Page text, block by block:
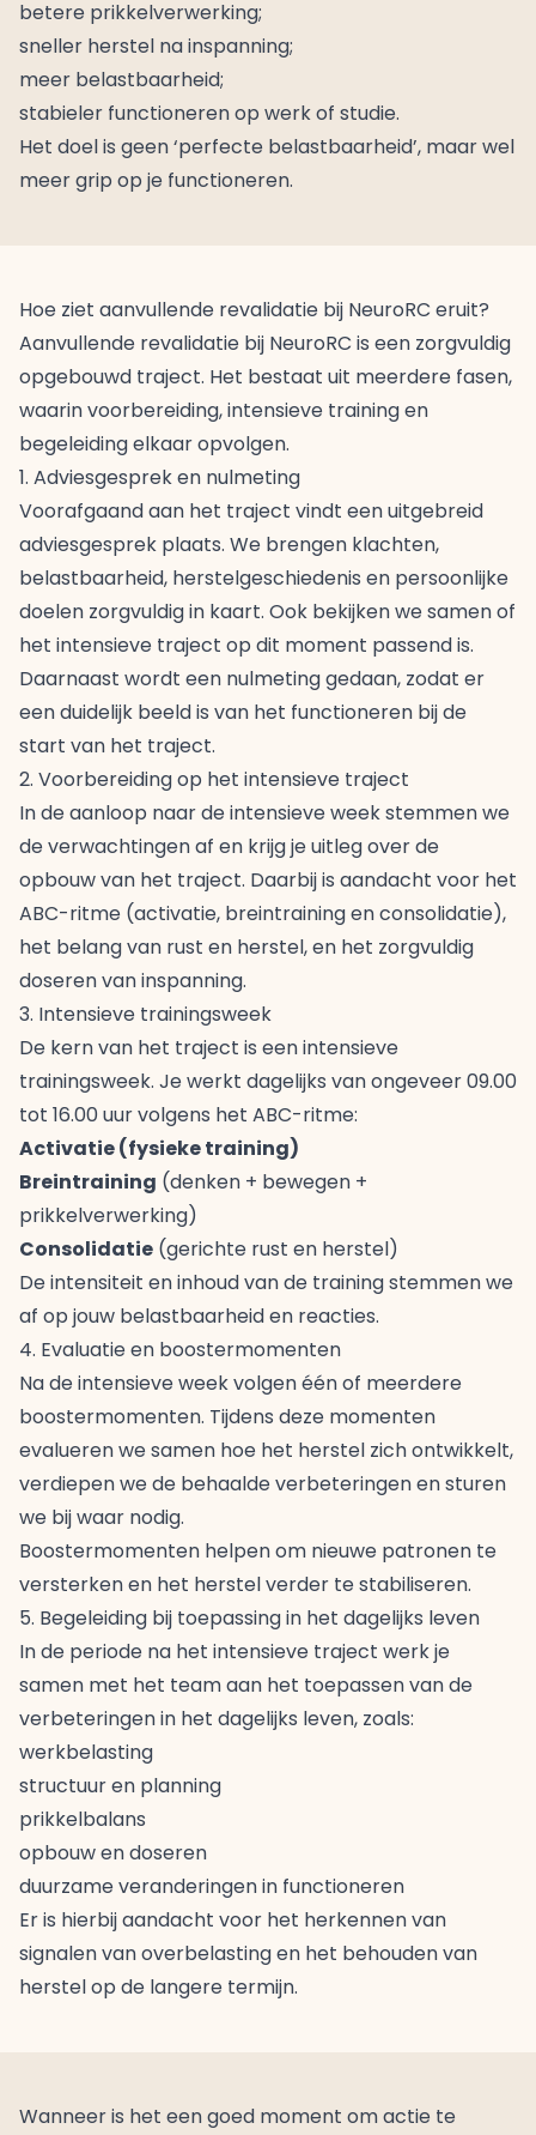
betere prikkelverwerking;
sneller herstel na inspanning;
meer belastbaarheid;
stabieler functioneren op werk of studie.
Het doel is geen ‘perfecte belastbaarheid’, maar wel
meer grip op je functioneren.
Hoe ziet aanvullende revalidatie bij NeuroRC eruit?
Aanvullende revalidatie bij NeuroRC is een zorgvuldig
opgebouwd traject. Het bestaat uit meerdere fasen,
waarin voorbereiding, intensieve training en
begeleiding elkaar opvolgen.
1. Adviesgesprek en nulmeting
Voorafgaand aan het traject vindt een uitgebreid
adviesgesprek plaats. We brengen klachten,
belastbaarheid, herstelgeschiedenis en persoonlijke
doelen zorgvuldig in kaart. Ook bekijken we samen of
het intensieve traject op dit moment passend is.
Daarnaast wordt een nulmeting gedaan, zodat er
een duidelijk beeld is van het functioneren bij de
start van het traject.
2. Voorbereiding op het intensieve traject
In de aanloop naar de intensieve week stemmen we
de verwachtingen af en krijg je uitleg over de
opbouw van het traject. Daarbij is aandacht voor het
ABC-ritme (activatie, breintraining en consolidatie),
het belang van rust en herstel, en het zorgvuldig
doseren van inspanning.
3. Intensieve trainingsweek
De kern van het traject is een intensieve
trainingsweek. Je werkt dagelijks van ongeveer 09.00
tot 16.00 uur volgens het ABC-ritme:
Activatie (fysieke training)
Breintraining (denken + bewegen +
prikkelverwerking)
Consolidatie (gerichte rust en herstel)
De intensiteit en inhoud van de training stemmen we
af op jouw belastbaarheid en reacties.
4. Evaluatie en boostermomenten
Na de intensieve week volgen één of meerdere
boostermomenten. Tijdens deze momenten
evalueren we samen hoe het herstel zich ontwikkelt,
verdiepen we de behaalde verbeteringen en sturen
we bij waar nodig.
Boostermomenten helpen om nieuwe patronen te
versterken en het herstel verder te stabiliseren.
5. Begeleiding bij toepassing in het dagelijks leven
In de periode na het intensieve traject werk je
samen met het team aan het toepassen van de
verbeteringen in het dagelijks leven, zoals:
werkbelasting
structuur en planning
prikkelbalans
opbouw en doseren
duurzame veranderingen in functioneren
Er is hierbij aandacht voor het herkennen van
signalen van overbelasting en het behouden van
herstel op de langere termijn.
Wanneer is het een goed moment om actie te